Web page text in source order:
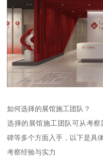
如何选择的展馆施工团队？
选择的展馆施工团队可从考
碑等多个方面入手，以下是具
考察经验与实力